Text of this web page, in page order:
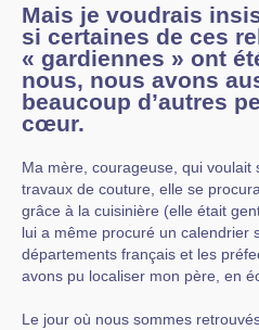
Mais je voudrais
si certaines de ces
« gardiennes » ont
nous, nous avons
beaucoup d’autres
cœur.
Ma mère, courageuse, qui voulait
travaux de couture, elle se
grâce à la cuisinière (elle était
lui a même procuré un calendrier
départements français et les
avons pu localiser mon père, en
Le jour où nous sommes